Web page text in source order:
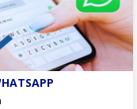
di Blitz, una
Gennaro
al tempo
aggiungo una